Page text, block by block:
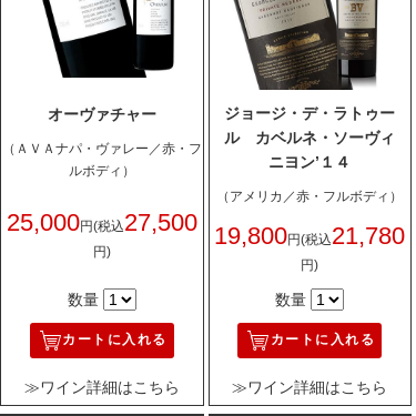
オーヴァチャー
（ＡＶＡナパ・ヴァレー／赤・フ
ルボディ）
25,000円(税込27,500
円)
数量
カートに入れる
≫ワイン詳細はこちら
ジョージ・デ・ラトゥー
ル カベルネ・ソーヴィ
ニヨン’１４
（アメリカ／赤・フルボディ）
19,800円(税込21,780
円)
数量
カートに入れる
≫ワイン詳細はこちら